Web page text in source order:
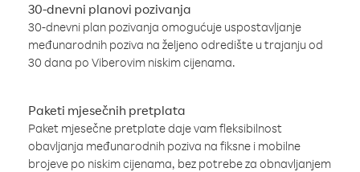
30-dnevni planovi pozivanja
30-dnevni plan pozivanja omogućuje uspostavljanje
međunarodnih poziva na željeno odredište u trajanju od
30 dana po Viberovim niskim cijenama.
Paketi mjesečnih pretplata
Paket mjesečne pretplate daje vam fleksibilnost
obavljanja međunarodnih poziva na fiksne i mobilne
brojeve po niskim cijenama, bez potrebe za obnavljanjem